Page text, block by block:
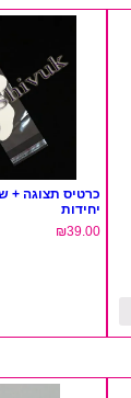
יחידות
₪39.00